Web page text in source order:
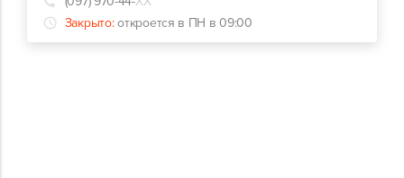
Закрыто: откроется в ПН в 09:00